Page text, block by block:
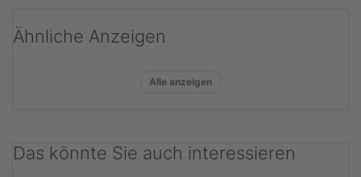
Ähnliche Anzeigen
Alle anzeigen
Das könnte Sie auch interessieren